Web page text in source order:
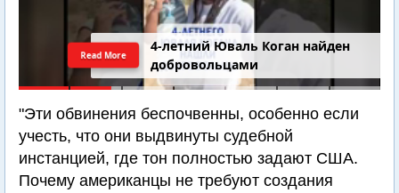
4-летний Юваль Коган найден
добровольцами
Read More
"Эти обвинения беспочвенны, особенно если
учесть, что они выдвинуты судебной
инстанцией, где тон полностью задают США.
Почему американцы не требуют создания